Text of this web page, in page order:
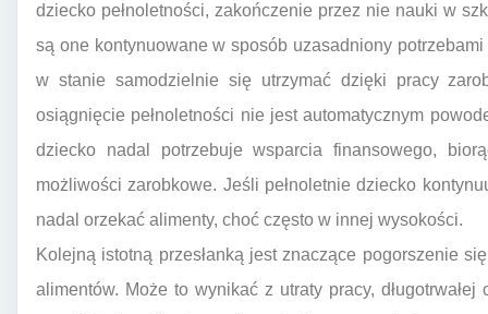
dziecko pełnoletności, zakończenie przez nie nauki w
są one kontynuowane w sposób uzasadniony
w stanie samodzielnie się utrzymać dzięki pracy
osiągnięcie pełnoletności nie jest automatycznym
dziecko nadal potrzebuje wsparcia finansowego,
możliwości zarobkowe. Jeśli pełnoletnie dziecko
nadal orzekać alimenty, choć często w innej wysokości.
Kolejną istotną przesłanką jest znaczące pogorszenie
alimentów. Może to wynikać z utraty pracy,